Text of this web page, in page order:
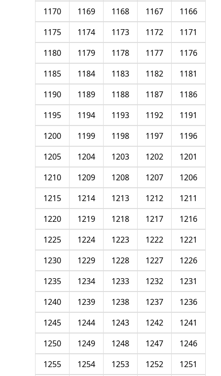
1166
1167
1168
1169
1170
1171
1172
1173
1174
1175
1176
1177
1178
1179
1180
1181
1182
1183
1184
1185
1186
1187
1188
1189
1190
1191
1192
1193
1194
1195
1196
1197
1198
1199
1200
1201
1202
1203
1204
1205
1206
1207
1208
1209
1210
1211
1212
1213
1214
1215
1216
1217
1218
1219
1220
1221
1222
1223
1224
1225
1226
1227
1228
1229
1230
1231
1232
1233
1234
1235
1236
1237
1238
1239
1240
1241
1242
1243
1244
1245
1246
1247
1248
1249
1250
1251
1252
1253
1254
1255